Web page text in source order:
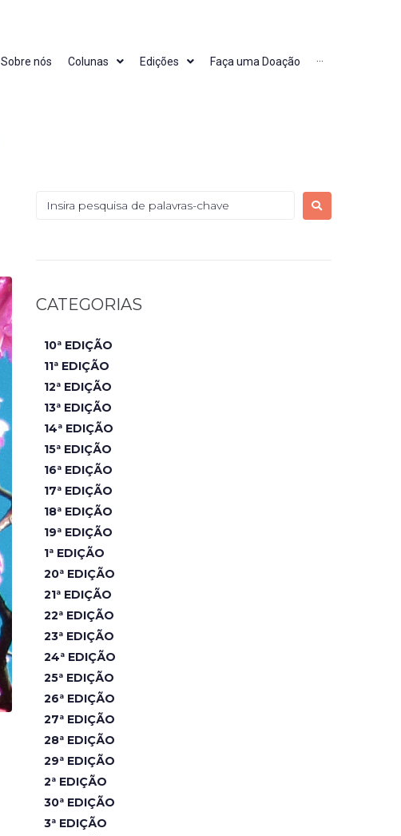
Sobre nós Colunas Edições Faça uma Doação ···
CATEGORIAS
10ª EDIÇÃO
11ª EDIÇÃO
12ª EDIÇÃO
13ª EDIÇÃO
14ª EDIÇÃO
15ª EDIÇÃO
16ª EDIÇÃO
17ª EDIÇÃO
18ª EDIÇÃO
19ª EDIÇÃO
1ª EDIÇÃO
20ª EDIÇÃO
21ª EDIÇÃO
22ª EDIÇÃO
23ª EDIÇÃO
24ª EDIÇÃO
25ª EDIÇÃO
26ª EDIÇÃO
27ª EDIÇÃO
28ª EDIÇÃO
29ª EDIÇÃO
2ª EDIÇÃO
30ª EDIÇÃO
3ª EDIÇÃO